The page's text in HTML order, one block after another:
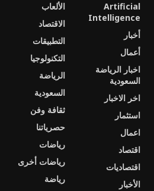
Artificial
Intelligence
أخبار
أعمال
اخبار الرياضة
السعودية
اخر الاخبار
استثمار
اعمال
اقتصاد
اقتصاديات
الأخبار
الألعاب
الاقتصاد
التطبيقات
التكنولوجيا
الرياضة
السعودية
ثقافة وفن
حصرياتنا
رياضات
رياضات أخرى
رياضة